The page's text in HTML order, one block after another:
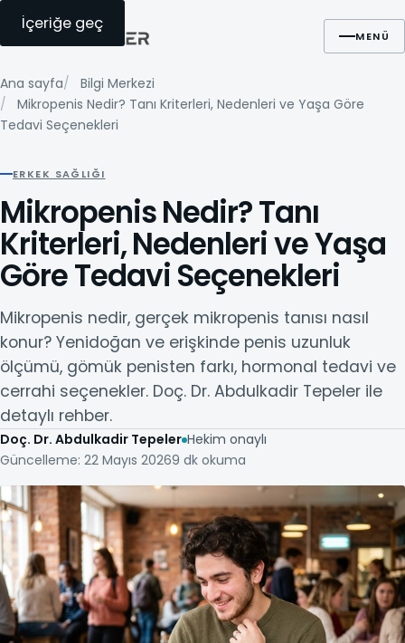
İçeriğe geç
MENÜ
Ana sayfa
Bilgi Merkezi
Mikropenis Nedir? Tanı Kriterleri, Nedenleri ve Yaşa Göre
Tedavi Seçenekleri
ERKEK SAĞLIĞI
Mikropenis Nedir? Tanı
Kriterleri, Nedenleri ve Yaşa
Göre Tedavi Seçenekleri
Mikropenis nedir, gerçek mikropenis tanısı nasıl
konur? Yenidoğan ve erişkinde penis uzunluk
ölçümü, gömük penisten farkı, hormonal tedavi ve
cerrahi seçenekler. Doç. Dr. Abdulkadir Tepeler ile
detaylı rehber.
Doç. Dr. Abdulkadir Tepeler Hekim onaylı
Güncelleme: 22 Mayıs 20269 dk okuma
Ara WhatsApp Randevu